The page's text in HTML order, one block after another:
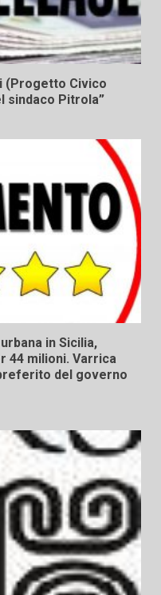
(Progetto Civico
sindaco Pitrola”
in Sicilia,
44 milioni. Varrica
del governo